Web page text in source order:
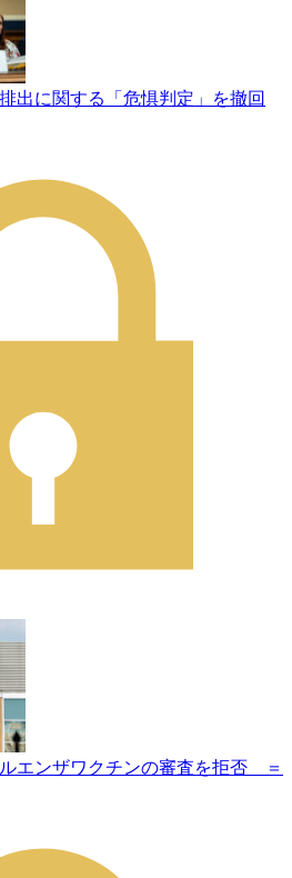
出に関する「危惧判定」を撤回
エンザワクチンの審査を拒否 ＝